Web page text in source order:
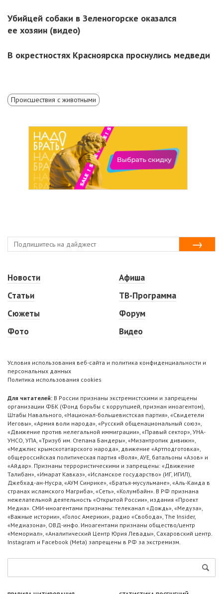
Убийцей собаки в Зеленогорске оказался
ее хозяин (видео)
В окрестностях Красноярска проснулись медведи
Происшествия с животными
Новости
Статьи
Сюжеты
Фото
Афиша
ТВ-Программа
Форум
Видео
Условия использования веб-сайта и политика конфиденциальности и
персональных данных
Политика использования cookies
Для читателей: В России признаны экстремистскими и запрещены
организации ФБК (Фонд борьбы с коррупцией, признан иноагентом),
Штабы Навального, «Национал-большевистская партия», «Свидетели
Иеговы», «Армия воли народа», «Русский общенациональный союз»,
«Движение против нелегальной иммиграции», «Правый сектор», УНА-
УНСО, УПА, «Тризуб им. Степана Бандеры», «Мизантропик дивижн»,
«Меджлис крымскотатарского народа», движение «Артподготовка»,
общероссийская политическая партия «Воля», АУЕ, батальоны «Азов» и
«Айдар». Признаны террористическими и запрещены: «Движение
Талибан», «Имарат Кавказ», «Исламское государство» (ИГ, ИГИЛ),
Джебхад-ан-Нусра, «АУМ Синрике», «Братья-мусульмане», «Аль-Каида в
странах исламского Магриба», «Сеть», «Колумбайн». В РФ признана
нежелательной деятельность «Открытой России», издания «Проект
Медиа». СМИ-иноагентами признаны: телеканал «Дождь», «Медуза»,
«Важные истории», «Голос Америки», радио «Свобода», The Insider,
«Медиазона», ОВД-инфо. Иноагентами признаны общество/центр
«Мемориал», «Аналитический Центр Юрия Левады», Сахаровский центр.
Instagram и Facebook (Metа) запрещены в РФ за экстремизм.